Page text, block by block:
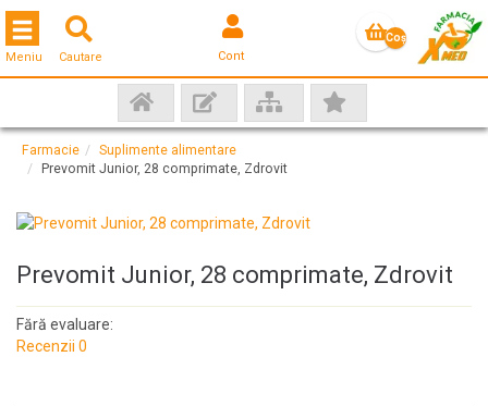
Cautare Cont
Coş
Toggle navigation
Meniu
Farmacie
Suplimente alimentare
Prevomit Junior, 28 comprimate, Zdrovit
Prevomit Junior, 28 comprimate, Zdrovit
Fără evaluare:
Recenzii 0